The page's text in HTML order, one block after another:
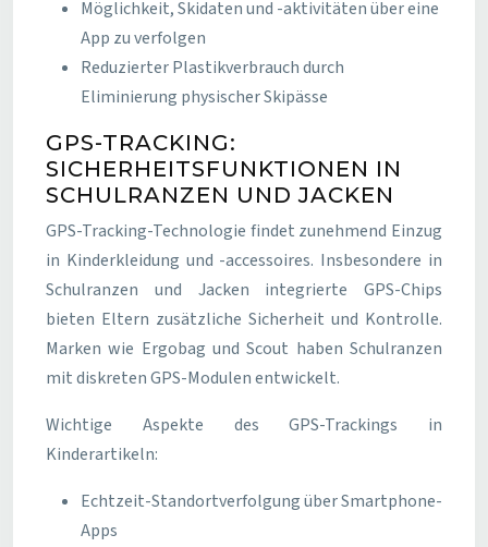
Möglichkeit, Skidaten und -aktivitäten über eine
App zu verfolgen
Reduzierter Plastikverbrauch durch
Eliminierung physischer Skipässe
GPS-TRACKING:
SICHERHEITSFUNKTIONEN IN
SCHULRANZEN UND JACKEN
GPS-Tracking-Technologie findet zunehmend Einzug
in Kinderkleidung und -accessoires. Insbesondere in
Schulranzen und Jacken integrierte GPS-Chips
bieten Eltern zusätzliche Sicherheit und Kontrolle.
Marken wie Ergobag und Scout haben Schulranzen
mit diskreten GPS-Modulen entwickelt.
Wichtige Aspekte des GPS-Trackings in
Kinderartikeln:
Echtzeit-Standortverfolgung über Smartphone-
Apps